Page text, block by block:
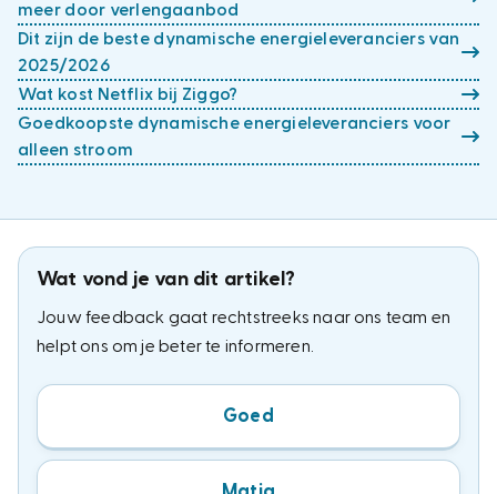
meer door verlengaanbod
Dit zijn de beste dynamische energieleveranciers van
2025/2026
Wat kost Netflix bij Ziggo?
Goedkoopste dynamische energieleveranciers voor
alleen stroom
Wat vond je van dit artikel?
Jouw feedback gaat rechtstreeks naar ons team en
helpt ons om je beter te informeren.
Goed